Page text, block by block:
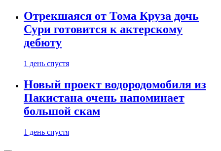
Отрекшаяся от Тома Круза дочь
Сури готовится к актерскому
дебюту
1 день спустя
Новый проект водородомобиля из
Пакистана очень напоминает
большой скам
1 день спустя